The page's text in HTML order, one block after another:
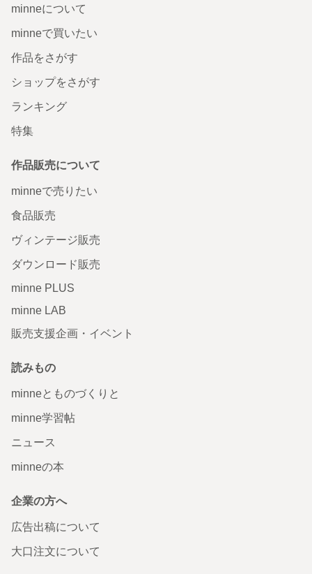
minneについて
minneで買いたい
作品をさがす
ショップをさがす
ランキング
特集
作品販売について
minneで売りたい
食品販売
ヴィンテージ販売
ダウンロード販売
minne PLUS
minne LAB
販売支援企画・イベント
読みもの
minneとものづくりと
minne学習帖
ニュース
minneの本
企業の方へ
広告出稿について
大口注文について